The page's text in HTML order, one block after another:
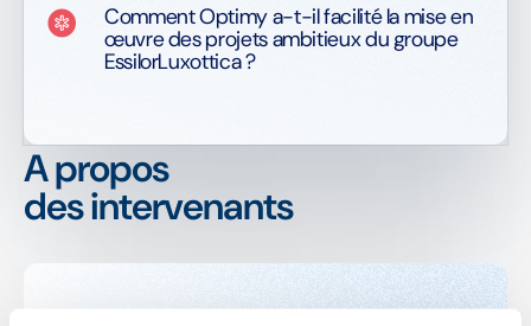
Comment Optimy a-t-il facilité la mise en
œuvre des projets ambitieux du groupe
EssilorLuxottica ?
A propos
des intervenants